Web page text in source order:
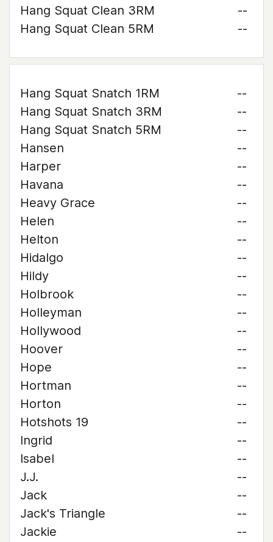
Hang Squat Clean 3RM
--
Hang Squat Clean 5RM
--
Hang Squat Snatch 1RM
--
Hang Squat Snatch 3RM
--
Hang Squat Snatch 5RM
--
Hansen
--
Harper
--
Havana
--
Heavy Grace
--
Helen
--
Helton
--
Hidalgo
--
Hildy
--
Holbrook
--
Holleyman
--
Hollywood
--
Hoover
--
Hope
--
Hortman
--
Horton
--
Hotshots 19
--
Ingrid
--
Isabel
--
J.J.
--
Jack
--
Jack's Triangle
--
Jackie
--